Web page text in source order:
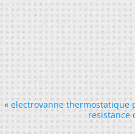
« electrovanne thermostatique
resistance